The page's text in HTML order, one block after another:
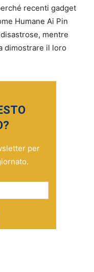
recenti gadget
Humane Ai Pin
mentre
dimostrare il loro
per